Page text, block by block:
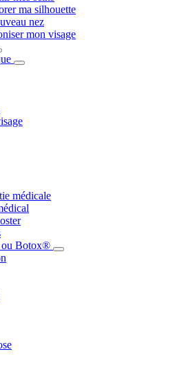
ma silhouette
nez
mon visage
médicale
ou Botox®